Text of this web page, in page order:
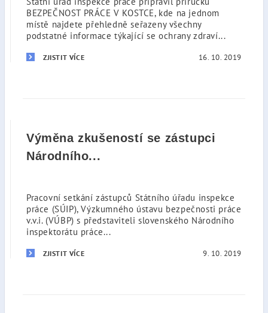
BEZPEČNOST PRÁCE V KOSTCE, kde na jednom
místě najdete přehledně seřazeny všechny
podstatné informace týkající se ochrany zdraví...
ZJISTIT VÍCE 16. 10. 2019
Výměna zkušeností se zástupci
Národního...
Pracovní setkání zástupců Státního úřadu inspekce
práce (SÚIP), Výzkumného ústavu bezpečnosti práce
v.v.i. (VÚBP) s představiteli slovenského Národního
inspektorátu práce...
ZJISTIT VÍCE 9. 10. 2019